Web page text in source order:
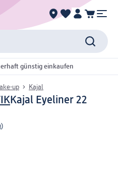
günstig einkaufen
up Kajal
Kajal Eyeliner 22
)